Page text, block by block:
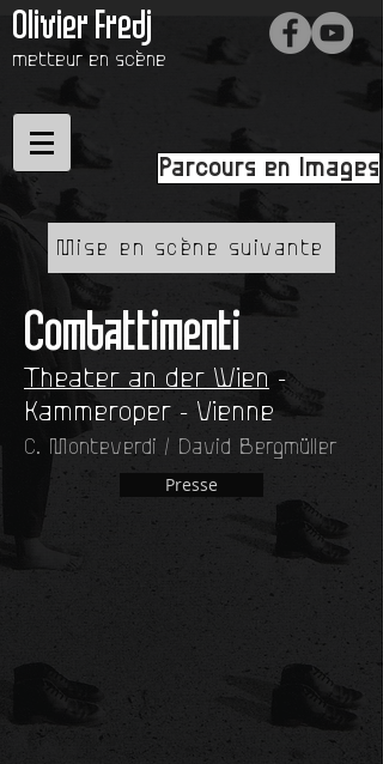
Olivier Fredj
metteur en scène
Parcours en Images
Mise en scène suivante
Combattimenti
Theater an der Wien-
Kammeroper - Vienne
C. Monteverdi / David Bergmüller
Presse